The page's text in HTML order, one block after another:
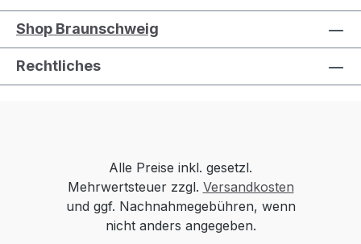
Shop Braunschweig
Rechtliches
Alle Preise inkl. gesetzl.
Mehrwertsteuer zzgl. Versandkosten
und ggf. Nachnahmegebühren, wenn
nicht anders angegeben.